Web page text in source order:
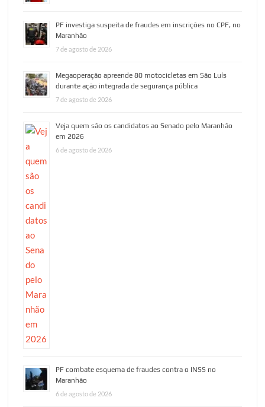
PF investiga suspeita de fraudes em inscrições no CPF, no
Maranhão
7 de agosto de 2026
Megaoperação apreende 80 motocicletas em São Luís
durante ação integrada de segurança pública
7 de agosto de 2026
Veja quem são os candidatos ao Senado pelo Maranhão
em 2026
6 de agosto de 2026
PF combate esquema de fraudes contra o INSS no
Maranhão
6 de agosto de 2026